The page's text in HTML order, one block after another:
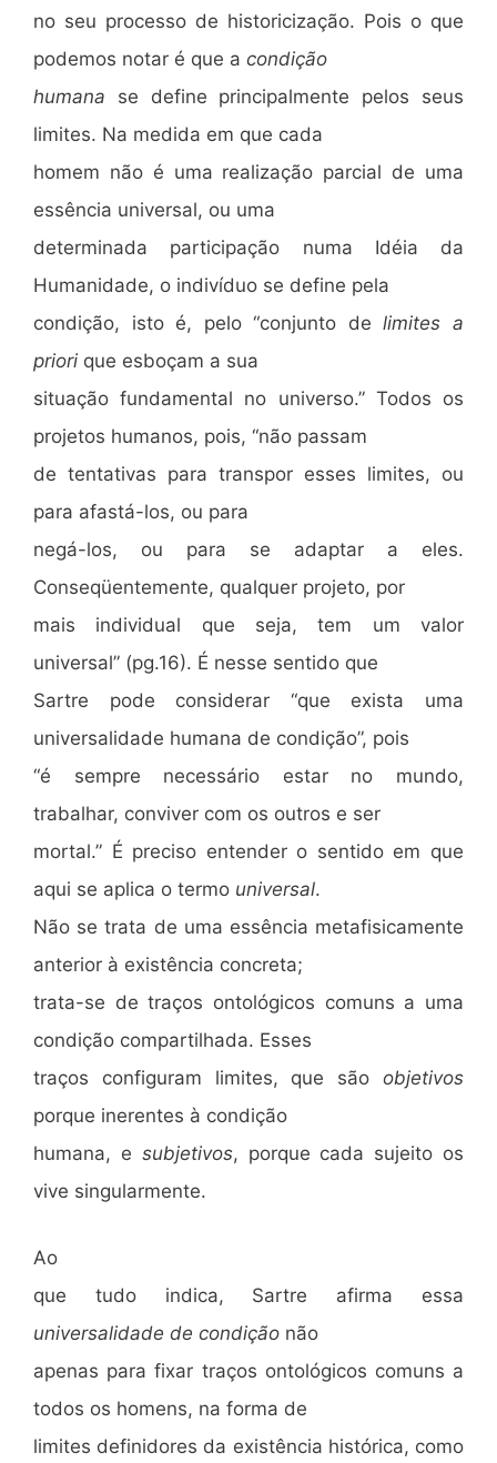
no seu processo de historicização. Pois o que
podemos notar é que a condição
humana se define principalmente pelos seus
limites. Na medida em que cada
homem não é uma realização parcial de uma
essência universal, ou uma
determinada participação numa Idéia da
Humanidade, o indivíduo se define pela
condição, isto é, pelo “conjunto delimites a
priori que esboçam a sua
situação fundamental no universo.” Todos os
projetos humanos, pois, “não passam
de tentativas para transpor esses limites, ou
para afastá-los, ou para
negá-los, ou para se adaptar a eles.
Conseqüentemente, qualquer projeto, por
mais individual que seja, tem um valor
universal” (pg.16). É nesse sentido que
Sartre pode considerar “que exista uma
universalidade humana de condição”, pois
“é sempre necessário estar no mundo,
trabalhar, conviver com os outros e ser
mortal.” É preciso entender o sentido em que
aqui se aplica o termo universal.
Não se trata de uma essência metafisicamente
anterior à existência concreta;
trata-se de traços ontológicos comuns a uma
condição compartilhada. Esses
traços configuram limites, que são objetivos
porque inerentes à condição
humana, e subjetivos, porque cada sujeito os
vive singularmente.
Ao
que tudo indica, Sartre afirma essa
universalidade de condição não
apenas para fixar traços ontológicos comuns a
todos os homens, na forma de
limites definidores da existência histórica, como